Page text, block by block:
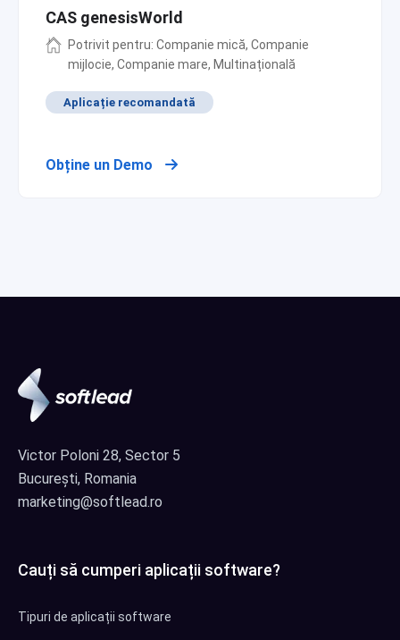
CAS genesisWorld
Potrivit pentru: Companie mică, Companie
mijlocie, Companie mare, Multinațională
Aplicație recomandată
Obține un Demo
Victor Poloni 28, Sector 5
București, Romania
marketing@softlead.ro
Cauți să cumperi aplicații software?
Tipuri de aplicații software